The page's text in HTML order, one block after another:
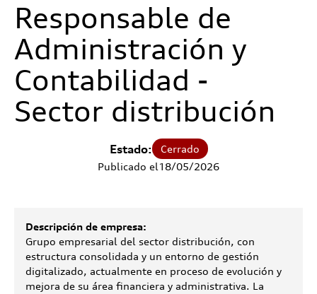
Responsable de
Administración y
Contabilidad -
Sector distribución
Estado:
Cerrado
Publicado el 18/05/2026
Descripción de empresa:
Grupo empresarial del sector distribución, con
estructura consolidada y un entorno de gestión
digitalizado, actualmente en proceso de evolución y
mejora de su área financiera y administrativa. La